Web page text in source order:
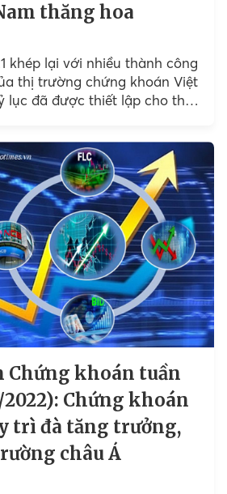
thăng hoa
khép lại với nhiều thành công
thị trường chứng khoán Việt
lục đã được thiết lập cho thấy
mở mới, giá trị giao dịch
số liên tục lập và phá các
Chứng khoán tuần
2022): Chứng khoán
trì đà tăng trưởng,
châu Á